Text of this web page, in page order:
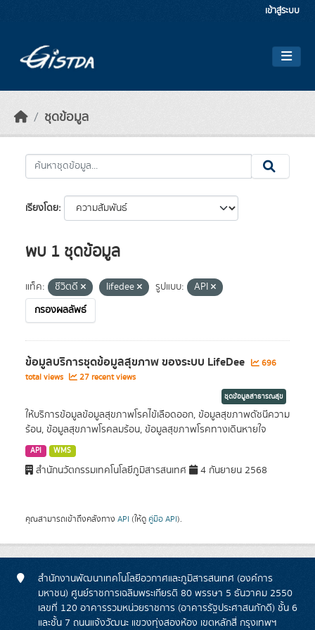
เข้าสู่ระบบ
ชุดข้อมูล
เรียงโดย
พบ 1 ชุดข้อมูล
แท็ค: ชีวิตดี lifedee รูปแบบ:
API
กรองผลลัพธ์
ข้อมูลบริการชุดข้อมูลสุขภาพ ของระบบ LifeDee
696
total views
27 recent views
ชุดข้อมูลสาธารณสุข
ให้บริการข้อมูลข้อมูลสุขภาพโรคไข้เลือดออก, ข้อมูลสุขภาพดัชนีความ
ร้อน, ข้อมูลสุขภาพโรคลมร้อน, ข้อมูลสุขภาพโรคทางเดินหายใจ
API WMS
สำนักนวัตกรรมเทคโนโลยีภูมิสารสนเทศ 4 กันยายน 2568
คุณสามารถเข้าถึงคลังทาง API (ให้ดู คู่มือ API).
สำนักงานพัฒนาเทคโนโลยีอวกาศและภูมิสารสนเทศ (องค์การ
มหาชน) ศูนย์ราชการเฉลิมพระเกียรติ 80 พรรษา 5 ธันวาคม 2550
เลขที่ 120 อาคารรวมหน่วยราชการ (อาคารรัฐประศาสนภักดี) ชั้น 6
และชั้น 7 ถนนแจ้งวัฒนะ แขวงทุ่งสองห้อง เขตหลักสี่ กรุงเทพฯ